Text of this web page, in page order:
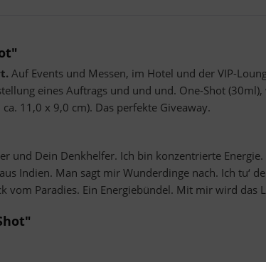
Auf Events und Messen, im Hotel und der VIP-
eines Auftrags und und und. One-Shot
11,0 x 9,0 cm). Das perfekte Giveaway.
und Dein Denkhelfer. Ich bin konzentrierte Energie.
Indien. Man sagt mir Wunderdinge nach. Ich tu‘
vom Paradies. Ein Energiebündel. Mit mir wird das